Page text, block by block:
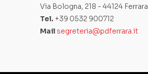
Via Bologna, 218 - 44124 Ferrara
Tel.+39 0532 900712
Mail segreteria@pdferrara.it